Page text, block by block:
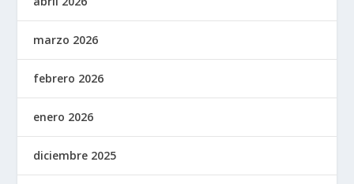
marzo 2026
febrero 2026
enero 2026
diciembre 2025